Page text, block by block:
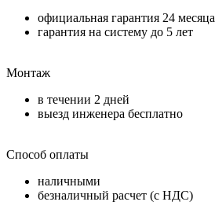
официальная гарантия 24 месяца
гарантия на систему до 5 лет
Монтаж
в течении 2 дней
выезд инженера бесплатно
Способ оплаты
наличными
безналичный расчет (с НДС)